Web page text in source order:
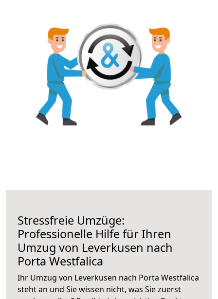
Stressfreie Umzüge:
Professionelle Hilfe für Ihren
Umzug von Leverkusen nach
Porta Westfalica
Ihr Umzug von Leverkusen nach Porta Westfalica
steht an und Sie wissen nicht, was Sie zuerst